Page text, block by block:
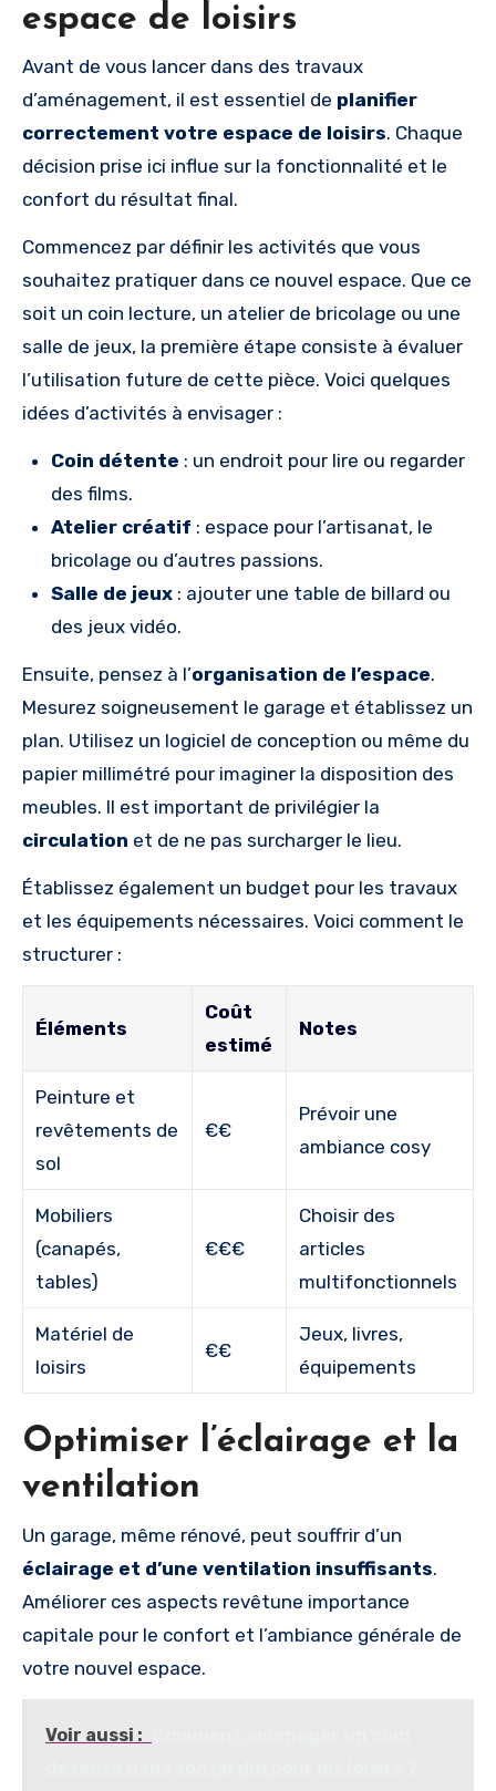
espace de loisirs
Avant de vous lancer dans des travaux
d’aménagement, il est essentiel de planifier
correctement votre espace de loisirs. Chaque
décision prise ici influe sur la fonctionnalité et le
confort du résultat final.
Commencez par définir les activités que vous
souhaitez pratiquer dans ce nouvel espace. Que ce
soit un coin lecture, un atelier de bricolage ou une
salle de jeux, la première étape consiste à évaluer
l’utilisation future de cette pièce. Voici quelques
idées d’activités à envisager :
Coin détente : un endroit pour lire ou regarder
des films.
Atelier créatif : espace pour l’artisanat, le
bricolage ou d’autres passions.
Salle de jeux : ajouter une table de billard ou
des jeux vidéo.
Ensuite, pensez à l’organisation de l’espace.
Mesurez soigneusement le garage et établissez un
plan. Utilisez un logiciel de conception ou même du
papier millimétré pour imaginer la disposition des
meubles. Il est important de privilégier la
circulation et de ne pas surcharger le lieu.
Établissez également un budget pour les travaux
et les équipements nécessaires. Voici comment le
structurer :
Éléments
Coût
estimé
Notes
Peinture et
revêtements de
sol
€€
Prévoir une
ambiance cosy
Mobiliers
(canapés,
tables)
€€€
Choisir des
articles
multifonctionnels
Matériel de
loisirs
€€
Jeux, livres,
équipements
Optimiser l’éclairage et la
ventilation
Un garage, même rénové, peut souffrir d’un
éclairage et d’une ventilation insuffisants.
Améliorer ces aspects revêtune importance
capitale pour le confort et l’ambiance générale de
votre nouvel espace.
Voir aussi :